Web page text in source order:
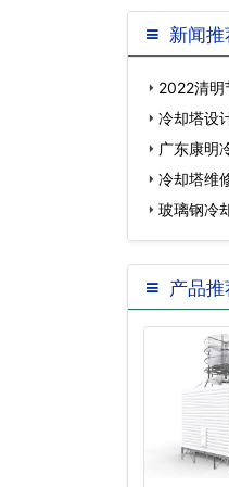
新闻推
2022清明
冷却塔设
广东康明
冷却塔维
玻璃钢冷
产品推